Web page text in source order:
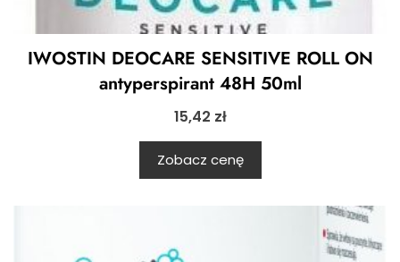
IWOSTIN DEOCARE SENSITIVE ROLL ON
antyperspirant 48H 50ml
15,42 zł
Zobacz cenę